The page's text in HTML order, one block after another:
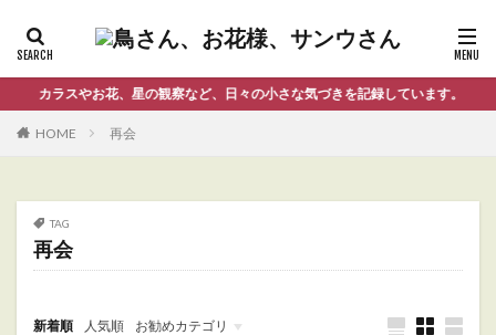
カラスやお花、星の観察など、日々の小さな気づきを記録しています。
HOME 再会
TAG
再会
新着順 人気順 お勧めカテゴリ